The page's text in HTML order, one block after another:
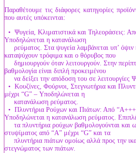
Παραθέτουμε τις διάφορες κατηγορίες
που αυτές υπόκεινται:
• Ψυγεία, Κλιματιστικά και Τηλεοράσεις:
Υποδηλώνεται η κατανάλωση
ρεύματος. Στα ψυγεία λαμβάνεται υπ’ όψιν
καταψύχουν τρόφιμα και ο θόρυβος που
δημιουργούν όταν λειτουργούν. Στην
βαθμολογία είναι διπλή προκειμένου
να δείξει την απόδοση του σε λειτουργίες
• Κουζίνες, Φούρνοι, Στεγνωτήρια και
μέχρι “G” – Υποδηλώνεται η
κατανάλωση ρεύματος.
• Πλυντήρια Ρούχων και Πιάτων: Από
Υποδηλώνεται η κατανάλωση ρεύματος.
τα πλυντήρια ρούχων βαθμολογούνται και
στυψίματος από “A” μέχρι “G” και τα
πλυντήρια πιάτων ομοίως αλλά προς την
στεγνώματος των πιάτων.